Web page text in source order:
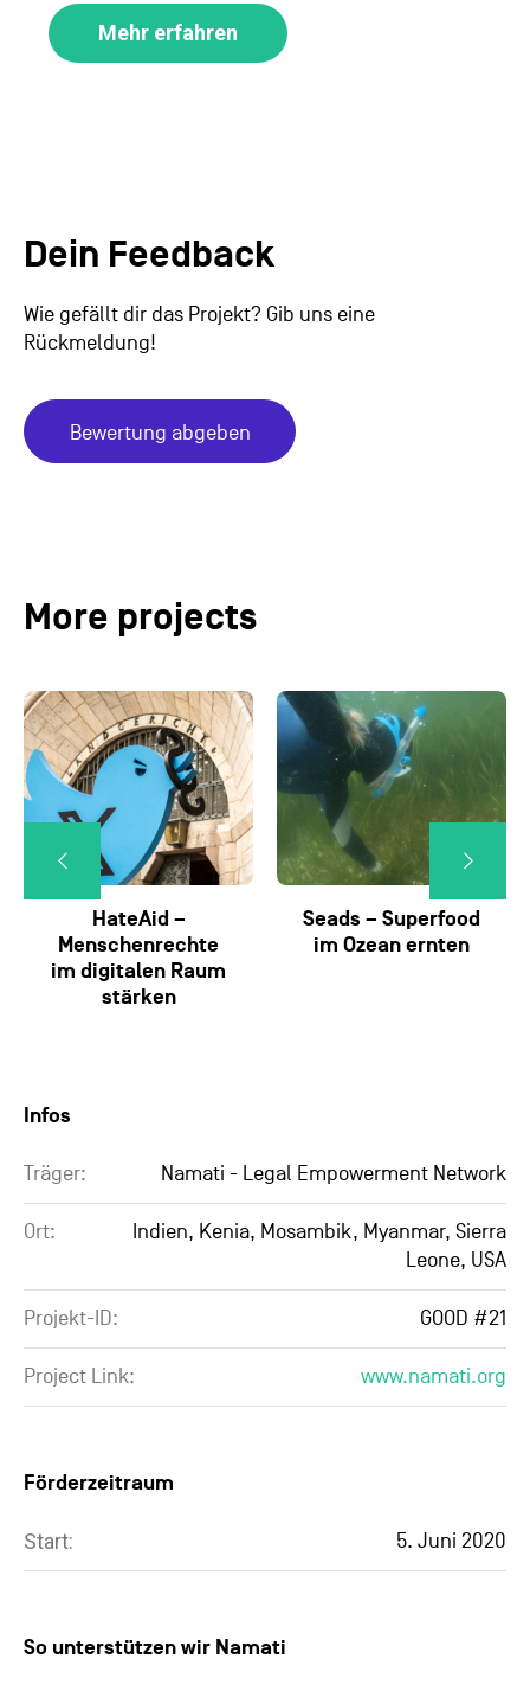
Mehr erfahren
Dein Feedback
Wie gefällt dir das Projekt? Gib uns eine
Rückmeldung!
Bewertung abgeben
More projects
HateAid –
Menschenrechte
im digitalen Raum
stärken
Seads – Superfood
im Ozean ernten
Infos
Träger: Namati - Legal Empowerment Network
Ort:
Indien, Kenia, Mosambik, Myanmar, Sierra
Leone, USA
Projekt-ID: GOOD #21
Project Link: www.namati.org
Förderzeitraum
Start: 5. Juni 2020
So unterstützen wir Namati